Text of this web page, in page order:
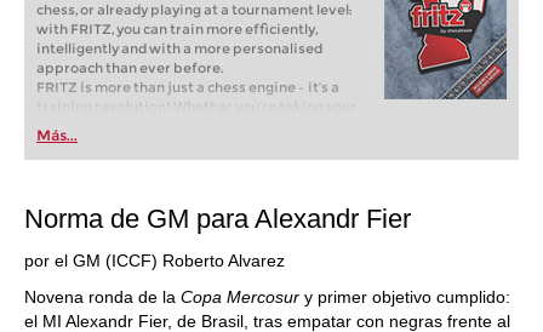
chess, or already playing at a tournament level:
with FRITZ, you can train more efficiently,
intelligently and with a more personalised
approach than ever before.
FRITZ is more than just a chess engine – it’s a
training revolution! Whether you’re taking your
first steps into the world of club chess, or already
playing at a tournament level: with FRITZ, you can
train more efficiently, intelligently and with a
Más...
Norma de GM para Alexandr Fier
por el GM (ICCF) Roberto Alvarez
Novena ronda de la Copa Mercosur y primer objetivo cumplido:
el MI Alexandr Fier, de Brasil, tras empatar con negras frente al